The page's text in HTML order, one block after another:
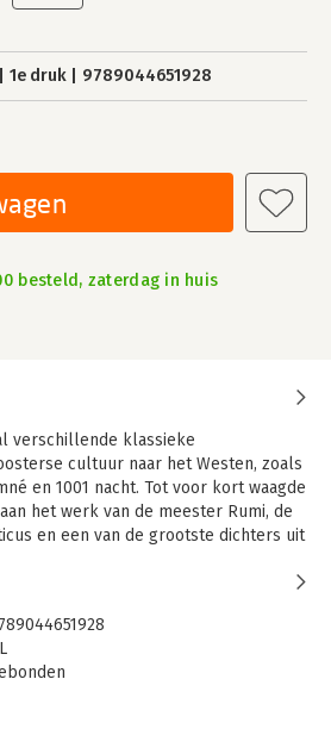
1e druk 9789044651928
besteld, zaterdag in huis
verschillende klassieke
cultuur naar het Westen, zoals
en 1001 nacht. Tot voor kort waagde
het werk van de meester Rumi, de
en een van de grootste dichters uit
Abdolah nog meer dan gebruikelijk
te rennen en elke dag
Deze combinatie van schrijven,
hem in zo’n geconcentreerde